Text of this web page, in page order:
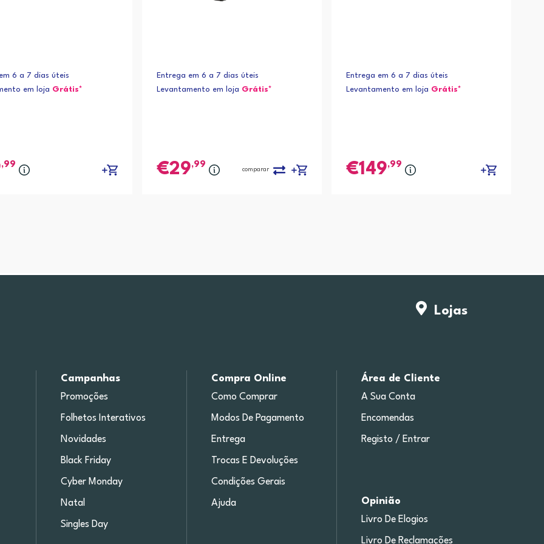
6 a 7 dias úteis
em loja Grátis*
,99
Entrega em 6 a 7 dias úteis
Levantamento em loja Grátis*
29,99
comparar
Entrega em 6 a 7 dias úteis
Levantamento em loja Grátis*
149,99
Lojas
Campanhas
Promoções
Folhetos Interativos
Novidades
Black Friday
Cyber Monday
Natal
Singles Day
Compra Online
Como Comprar
Modos De Pagamento
Entrega
Trocas E Devoluções
Condições Gerais
Ajuda
Área de Cliente
A Sua Conta
Encomendas
Registo / Entrar
Opinião
Livro De Elogios
Livro De Reclamações